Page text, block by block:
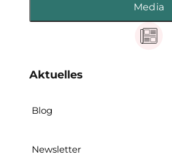
Media
Aktuelles
Blog
Newsletter